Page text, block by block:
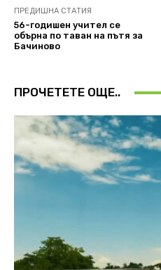
ПРЕДИШНА СТАТИЯ
56-годишен учител се
обърна по таван на пътя за
Бачиново
ПРОЧЕТЕТЕ ОЩЕ..